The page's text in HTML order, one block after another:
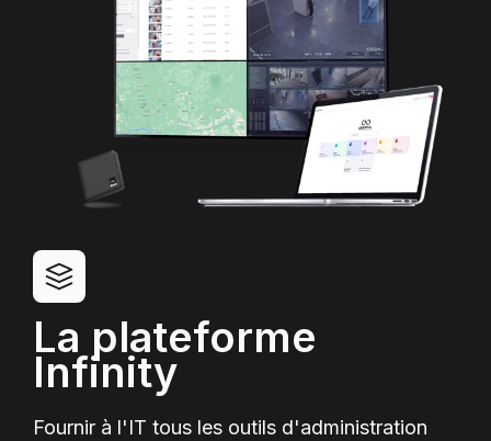
La plateforme
Infinity
Fournir à l'IT tous les outils d'administration